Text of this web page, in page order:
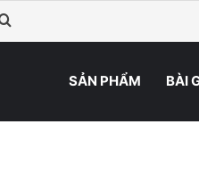
cart
nhiên
Tìm kiếm
SẢN PHẨM BÀI